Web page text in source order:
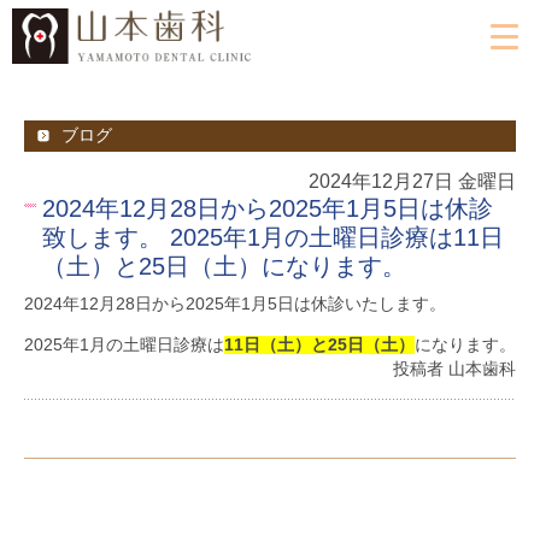
ブログ
2024年12月27日 金曜日
2024年12月28日から2025年1月5日は休診
致します。 2025年1月の土曜日診療は11日
（土）と25日（土）になります。
2024年12月28日から2025年1月5日は休診いたします。
2025年1月の土曜日診療は11日（土）と25日（土） になります。
投稿者 山本歯科